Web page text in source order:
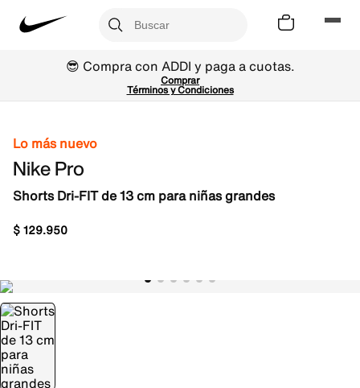
😎 Compra con ADDI y paga a cuotas.
Comprar
Términos y Condiciones
Lo más nuevo
Nike Pro
Shorts Dri-FIT de 13 cm para niñas grandes
$129.950